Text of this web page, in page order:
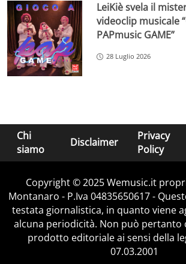
LeiKiè svela il
videoclip musicale
PAPmusic GAME”
28 Luglio 2026
Chi
siamo
Disclaimer
Privacy
Policy
Copyright © 2025 Wemusic.it
Montanaro - P.Iva 04835650617 -
testata giornalistica, in quanto viene
alcuna periodicità. Non può pertanto
prodotto editoriale ai sensi della
07.03.2001